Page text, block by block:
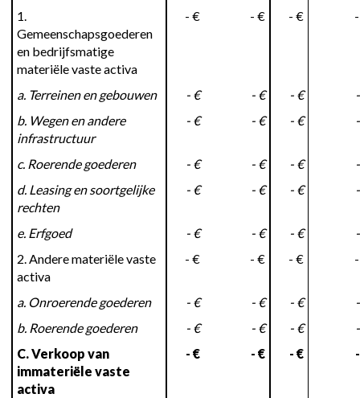
1.
Gemeenschapsgoederen
en bedrijfsmatige
materiële vaste activa
- € - € - €
a. Terreinen en gebouwen - € - € - €
b. Wegen en andere
infrastructuur
- € - € - €
c. Roerende goederen - € - € - €
d. Leasing en soortgelijke
rechten
- € - € - €
e. Erfgoed - € - € - €
2. Andere materiële vaste
activa
- € - € - €
a. Onroerende goederen - € - € - €
b. Roerende goederen
- € - € - €
C. Verkoop van
immateriële vaste
activa
- € - € - €